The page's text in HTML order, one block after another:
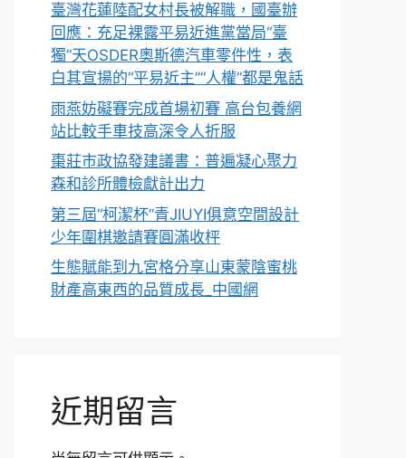
臺灣花蓮陸配女村長被解職，國臺辦
回應：充足裸露平易近進黨當局“臺
獨”天OSDER奧斯德汽車零件性，表
白其宣揚的“平易近主”“人權”都是鬼話
雨燕妨礙賽完成首場初賽 高台包養網
站比較手車技高深令人折服
棗莊市政協發建議書：普遍凝心聚力
森和診所體檢獻計出力
第三屆“柯潔杯”青JIUYI俱意空間設計
少年圍棋邀請賽圓滿收枰
生態賦能到九宮格分享山東蒙陰蜜桃
財產高東西的品質成長_中國網
近期留言